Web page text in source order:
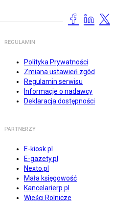
REGULAMIN
Polityka Prywatności
Zmiana ustawień zgód
Regulamin serwisu
Informacje o nadawcy
Deklaracja dostępności
PARTNERZY
E-kiosk.pl
E-gazety.pl
Nexto.pl
Mała księgowość
Kancelarierp.pl
Wieści Rolnicze